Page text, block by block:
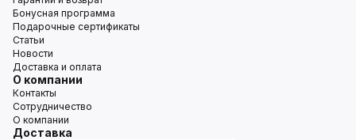
Бонусная программа
Подарочные сертификаты
Статьи
Новости
Доставка и оплата
О компании
Контакты
Сотрудничество
О компании
Доставка